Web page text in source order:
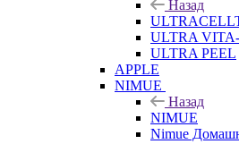
Назад
ULTRA
ULTRA PEEL
APPLE
NIMUE
Назад
NIMUE
Nimue